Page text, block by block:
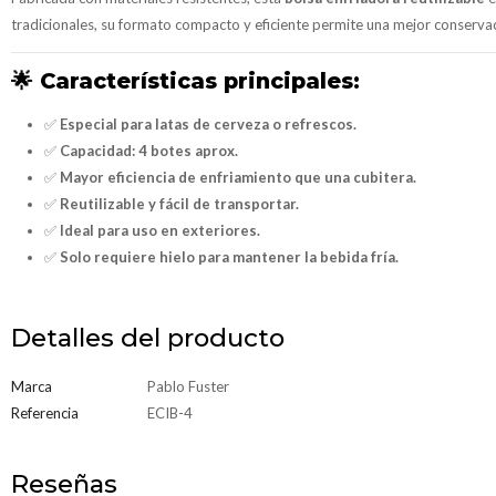
tradicionales, su formato compacto y eficiente permite una mejor
🌟 Características principales:
✅ Especial para latas de cerveza o refrescos.
✅ Capacidad: 4 botes aprox.
✅ Mayor eficiencia de enfriamiento que una cubitera.
✅ Reutilizable y fácil de transportar.
✅ Ideal para uso en exteriores.
✅Solo requiere hielo para mantener la bebida fría.
Detalles del producto
Marca
Pablo Fuster
Referencia
ECIB-4
Reseñas